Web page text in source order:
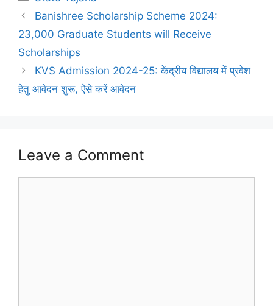
Banishree Scholarship Scheme 2024:
23,000 Graduate Students will Receive
Scholarships
KVS Admission 2024-25: केंद्रीय विद्यालय में प्रवेश
हेतु आवेदन शुरू, ऐसे करें आवेदन
Leave a Comment